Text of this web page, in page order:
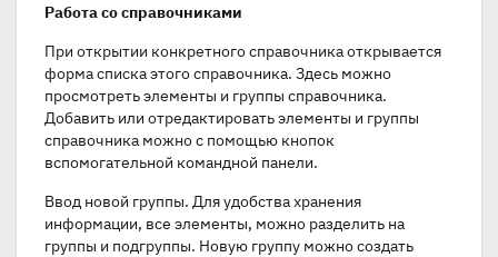
Работа со справочниками
При открытии конкретного справочника открывается
форма списка этого справочника. Здесь можно
просмотреть элементы и группы справочника.
Добавить или отредактировать элементы и группы
справочника можно с помощью кнопок
вспомогательной командной панели.
Ввод новой группы. Для удобства хранения
информации, все элементы, можно разделить на
группы и подгруппы. Новую группу можно создать